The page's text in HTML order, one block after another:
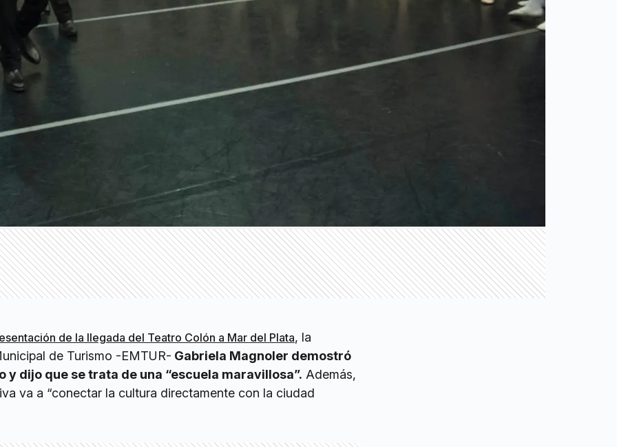
de la llegada del Teatro Colón a Mar del Plata, la
de Turismo -EMTUR- Gabriela Magnoler demostró
y dijo que se trata de una “escuela maravillosa”. Además,
va a “conectar la cultura directamente con la ciudad